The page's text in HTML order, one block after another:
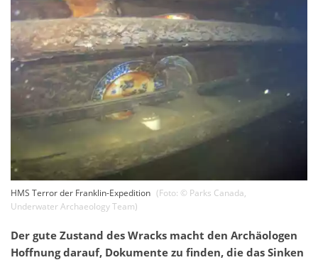
HMS Terror der Franklin-Expedition (Foto: © Parks Canada,
Underwater Archaeology Team)
Der gute Zustand des Wracks macht den Archäologen
Hoffnung darauf, Dokumente zu finden, die das Sinken